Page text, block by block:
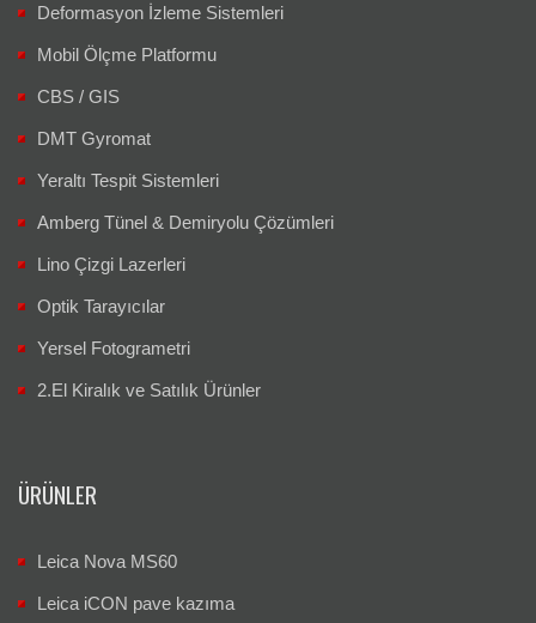
Deformasyon İzleme Sistemleri
Mobil Ölçme Platformu
CBS / GIS
DMT Gyromat
Yeraltı Tespit Sistemleri
Amberg Tünel & Demiryolu Çözümleri
Lino Çizgi Lazerleri
Optik Tarayıcılar
Yersel Fotogrametri
2.El Kiralık ve Satılık Ürünler
ÜRÜNLER
Leica Nova MS60
Leica iCON pave kazıma